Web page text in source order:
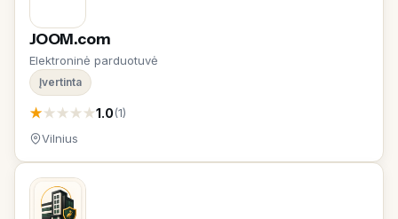
JOOM.com
Elektroninė parduotuvė
Įvertinta
★★★★★1.0(1)
Vilnius